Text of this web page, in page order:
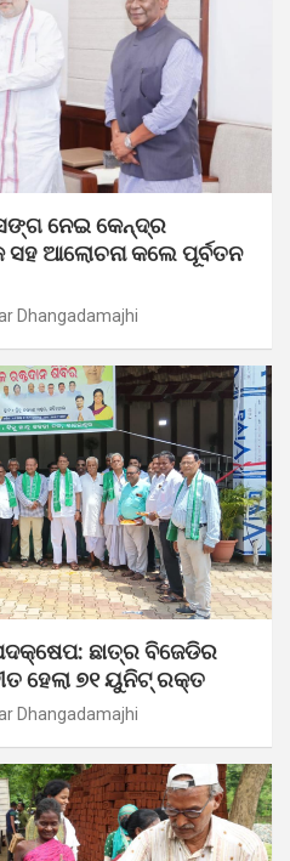
ନେଇ କେନ୍ଦ୍ର
ଆଲୋଚନା କଲେ ପୂର୍ବତନ
Dhangadamajhi
ଛାତ୍ର ବିଜେଡିର
ହେଲା ୭୧ ୟୁନିଟ୍ ରକ୍ତ
Dhangadamajhi